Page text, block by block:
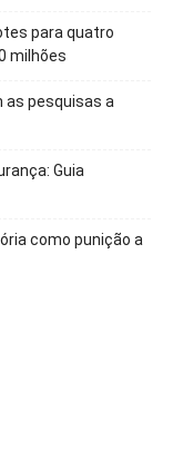
para quatro
milhões
as pesquisas a
Guia
como punição a